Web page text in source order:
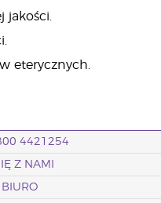
jakości.
eterycznych.
4421254
Z NAMI